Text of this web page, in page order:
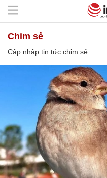
chim sẻ
Cập nhập tin tức chim sẻ